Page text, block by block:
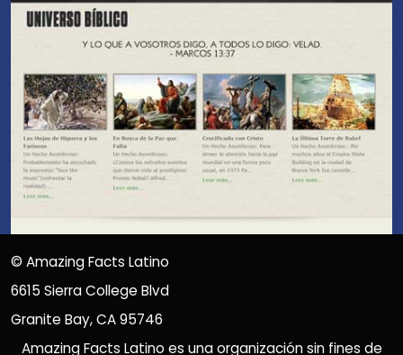
© Amazing Facts Latino
6615 Sierra College Blvd
Granite Bay, CA 95746
Amazing Facts Latino es una organización sin fines de